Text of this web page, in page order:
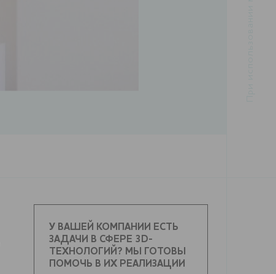
У ВАШЕЙ КОМПАНИИ ЕСТЬ
ЗАДАЧИ В СФЕРЕ 3D-
ТЕХНОЛОГИЙ? МЫ ГОТОВЫ
ПОМОЧЬ В ИХ РЕАЛИЗАЦИИ